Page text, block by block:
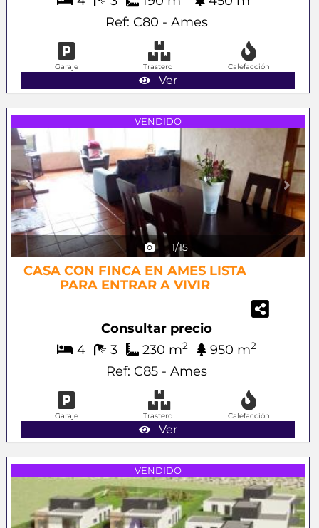
Ref: C80 - Ames
Ver
Garaje Trastero Calefacción
VENDIDO
1/15
CASA CON FINCA EN AMES LISTA
PARA ENTRAR A VIVIR
Consultar precio
4
3 230 m2 950 m2
Ref: C85 - Ames
Ver
Garaje Trastero Calefacción
VENDIDO